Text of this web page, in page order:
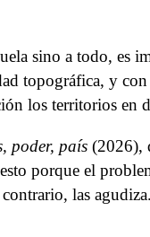
sino a todo, es
topográfica, y
los territorios en
poder, país (2026),
porque el
las